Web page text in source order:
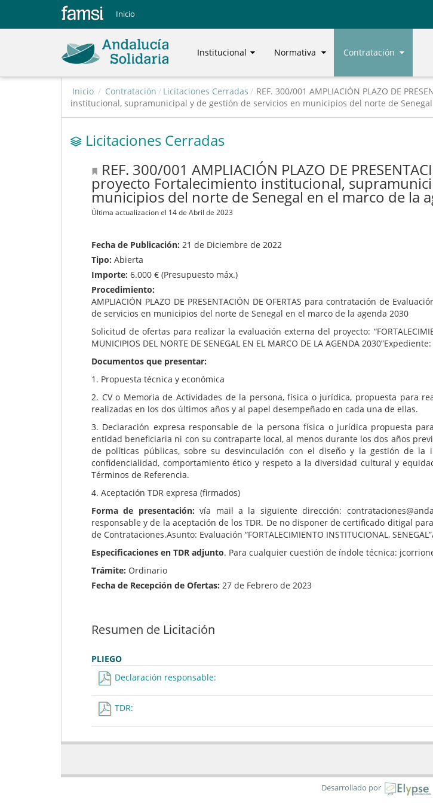
Inicio
Institucional Normativa Contratación
Inicio / Contratación / Licitaciones Cerradas / REF. 300/001 AMPLIACIÓN PLAZO DE
institucional, supramunicipal y de gestión de servicios en municipios del norte de
Licitaciones Cerradas
REF. 300/001 AMPLIACIÓN PLAZO DE
proyecto Fortalecimiento institucional,
municipios del norte de Senegal en el marco de la
Última actualizacion el 14 de Abril de 2023
Fecha de Publicación: 21 de Diciembre de 2022
Tipo: Abierta
Importe: 6.000 € (Presupuesto máx.)
Procedimiento:
AMPLIACIÓN PLAZO DE PRESENTACIÓN DE OFERTAS para contratación de
de servicios en municipios del norte de Senegal en el marco de la agenda 2030
Solicitud de ofertas para realizar la evaluación externa del proyecto:
MUNICIPIOS DEL NORTE DE SENEGAL EN EL MARCO DE LA AGENDA
Documentos que presentar:
1. Propuesta técnica y económica
2. CV o Memoria de Actividades de la persona, física o jurídica, propuesta para
realizadas en los dos últimos años y al papel desempeñado en cada una de ellas.
3. Declaración expresa responsable de la persona física o jurídica propuesta
entidad beneficiaria ni con su contraparte local, al menos durante los dos años
de políticas públicas, sobre su desvinculación con el diseño y la gestión de la
confidencialidad, comportamiento ético y respeto a la diversidad cultural y
Términos de Referencia.
4. Aceptación TDR expresa (firmados)
Forma de presentación:vía mail a la siguiente dirección:
responsable y de la aceptación de los TDR. De no disponer de certificado ditigal
de Contrataciones.Asunto: Evaluación “FORTALECIMIENTO INSTITUCIONAL,
Especificaciones en TDR adjunto. Para cualquier cuestión de índole técnica:
Trámite: Ordinario
Fecha de Recepción de Ofertas: 27 de Febrero de 2023
Resumen de Licitación
PLIEGO
Declaración responsable:
TDR:
Desarrollado por